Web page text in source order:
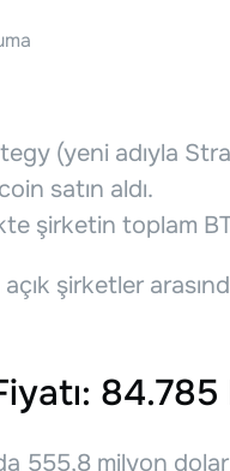
(yeni adıyla
satın aldı.
şirketin toplam
şirketler
555,8 milyon